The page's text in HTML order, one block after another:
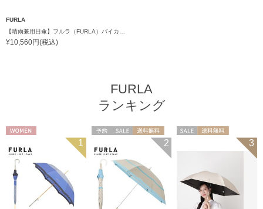
FURLA
【晴雨兼用日傘】フルラ（FURLA）バイカラーカットワーク 遮光99.99% UV99% 遮熱
¥10,560円(税込)
FURLA
ランキング
1
送料無料
ギフト向け
2 3